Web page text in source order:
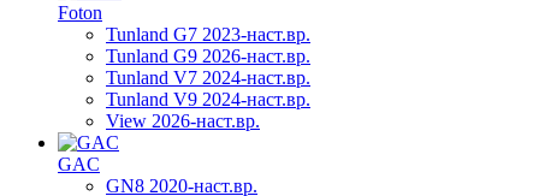
Foton
Tunland G7 2023-наст.вр.
Tunland G9 2026-наст.вр.
Tunland V7 2024-наст.вр.
Tunland V9 2024-наст.вр.
View 2026-наст.вр.
GAC
GN8 2020-наст.вр.